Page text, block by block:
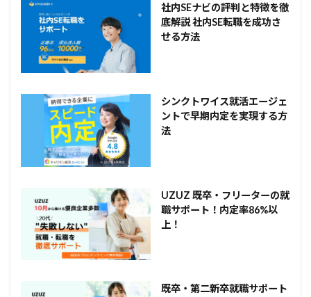
社内SEナビの評判と特徴を徹
底解説 社内SE転職を成功さ
せる方法
シンクトワイス就活エージェ
ントで早期内定を実現する方
法
UZUZ 既卒・フリーターの就
職サポート！内定率86%以
上！
既卒・第二新卒就職サポート